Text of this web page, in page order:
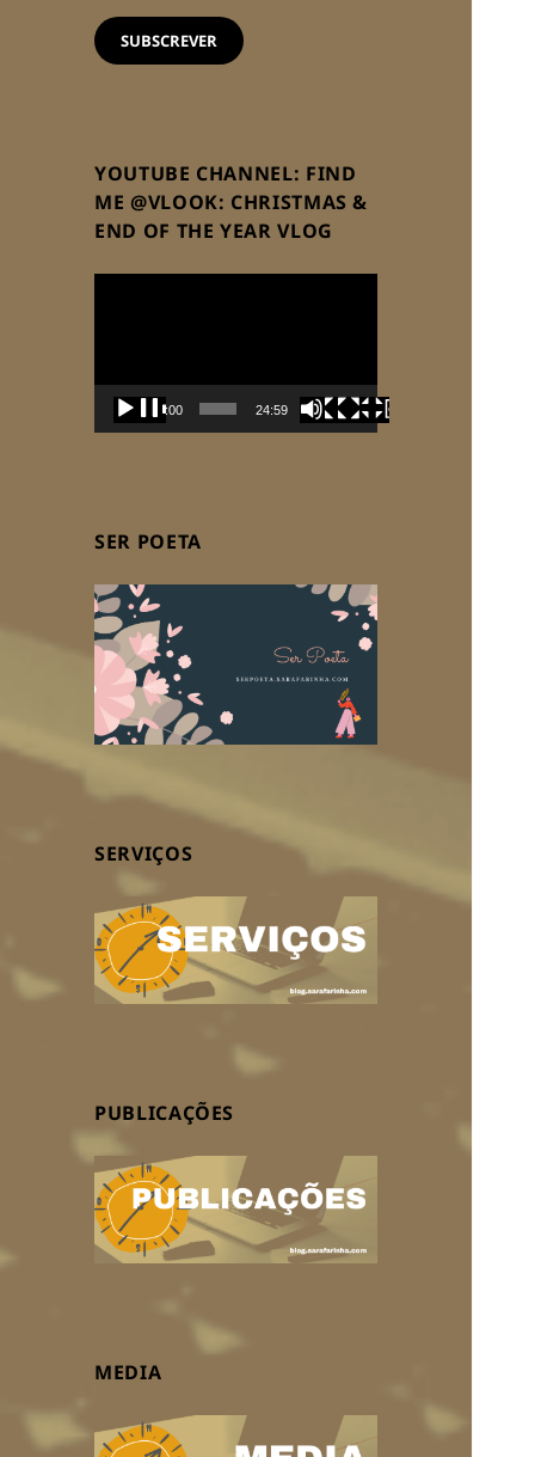
email
SUBSCREVER
YOUTUBE CHANNEL: FIND
ME @VLOOK: CHRISTMAS &
END OF THE YEAR VLOG
00:00 24:59
SER POETA
SERVIÇOS
PUBLICAÇÕES
MEDIA